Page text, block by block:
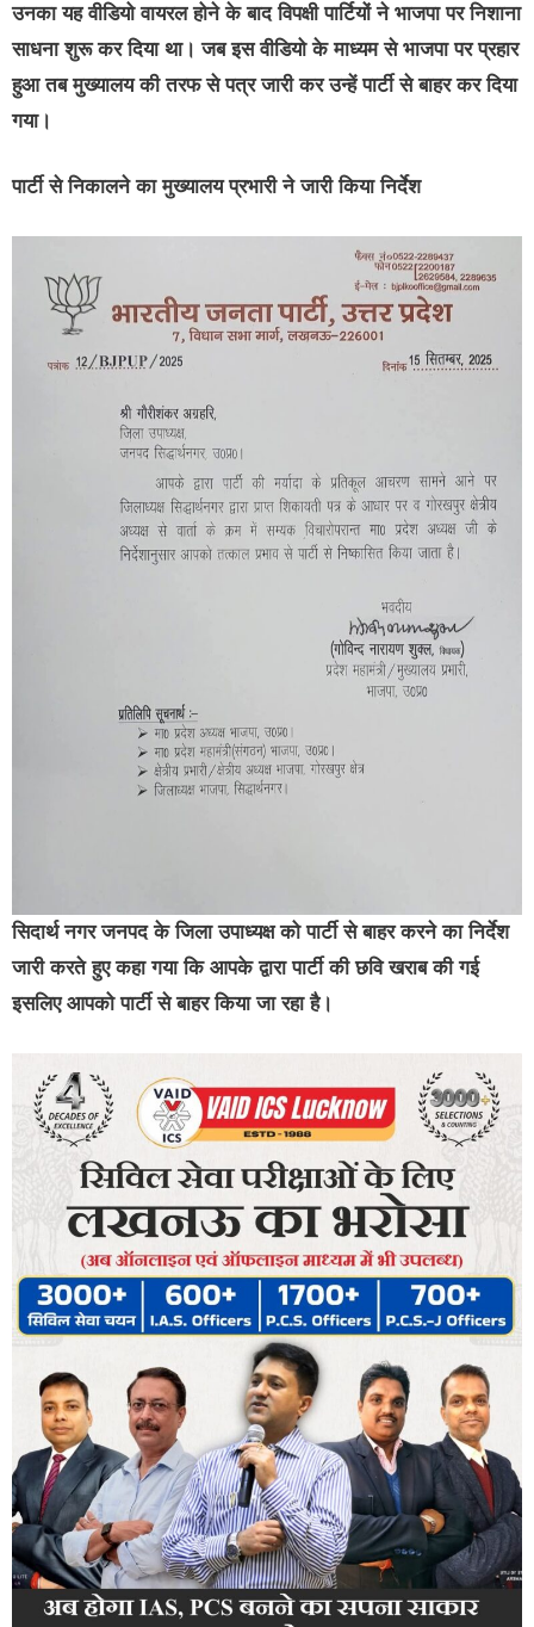
उनका यह वीडियो वायरल होने के बाद विपक्षी पार्टियों ने भाजपा पर निशाना
साधना शुरू कर दिया था। जब इस वीडियो के माध्यम से भाजपा पर प्रहार
हुआ तब मुख्यालय की तरफ से पत्र जारी कर उन्हें पार्टी से बाहर कर दिया
गया।
पार्टी से निकालने का मुख्यालय प्रभारी ने जारी किया निर्देश
सिदार्थ नगर जनपद के जिला उपाध्यक्ष को पार्टी से बाहर करने का निर्देश
जारी करते हुए कहा गया कि आपके द्वारा पार्टी की छवि खराब की गई
इसलिए आपको पार्टी से बाहर किया जा रहा है।